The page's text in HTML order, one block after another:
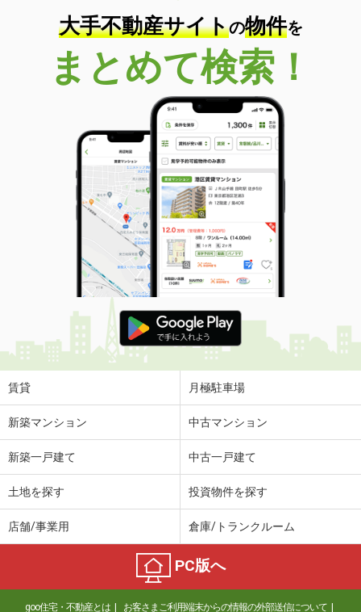
大手不動産サイトの物件を
まとめて検索！
賃貸 月極駐車場
新築マンション 中古マンション
新築一戸建て 中古一戸建て
土地を探す 投資物件を探す
店舗/事業用 倉庫/トランクルーム
PC版へ
goo住宅・不動産とは お客さまご利用端末からの情報の外部送信について